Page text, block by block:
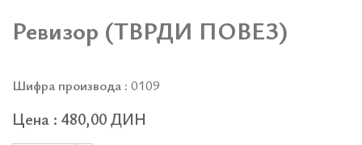
Ревизор (ТВРДИ ПОВЕЗ)
Шифра производа : 0109
Цена : 480,00 ДИН